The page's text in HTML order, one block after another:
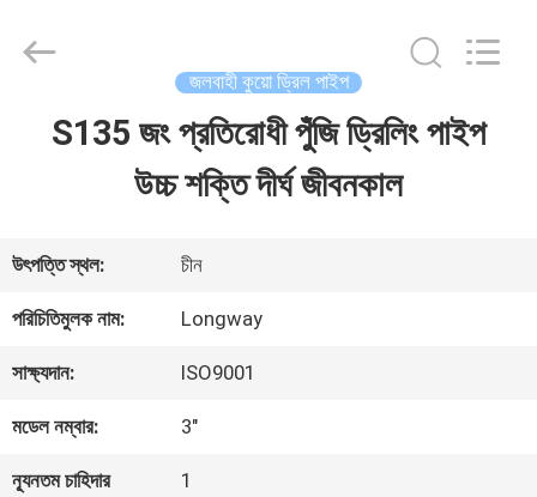
ভিডিও
আমাদের
সম্পর্কে
Drill
জলবাহী কুয়ো ড্রিল পাইপ
S135 জং প্রতিরোধী পুঁজি ড্রিলিং পাইপ
উচ্চ শক্তি দীর্ঘ জীবনকাল
উৎপত্তি স্থল: চীন
পরিচিতিমুলক নাম: Longway
সাক্ষ্যদান: ISO9001
মডেল নম্বার: 3"
ন্যূনতম চাহিদার
1